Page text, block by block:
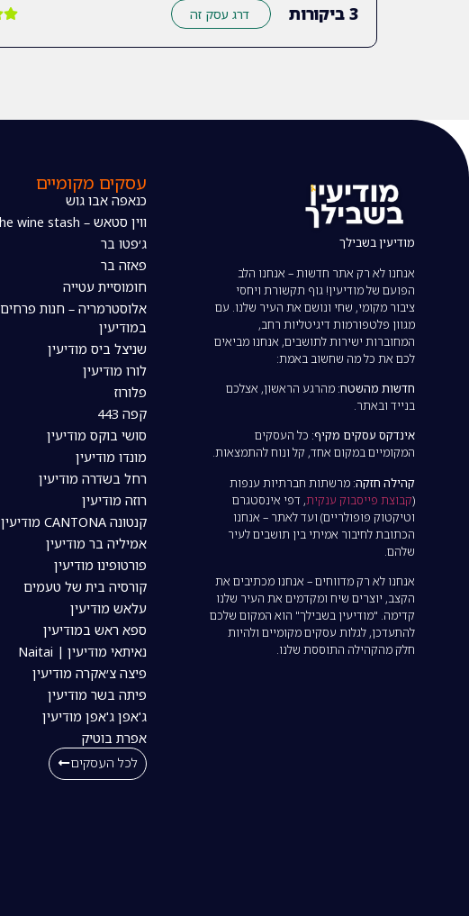
3 ביקורות דרג עסק זה
מודיעין בשבילך
אנחנו לא רק אתר חדשות – אנחנו הלב
הפועם של מודיעין! גוף תקשורת ויחסי
ציבור מקומי, שחי ונושם את העיר שלנו. עם
מגוון פלטפורמות דיגיטליות רחב,
המחוברות ישירות לתושבים, אנחנו מביאים
לכם את כל מה שחשוב באמת:
חדשות מהשטח: מהרגע הראשון, אצלכם
בנייד ובאתר.
אינדקס עסקים מקיף: כל העסקים
המקומיים במקום אחד, קל ונוח להתמצאות.
קהילה חזקה: מרשתות חברתיות ענפות
(קבוצת פייסבוק ענקית, דפי אינסטגרם
וטיקטוק פופולריים) ועד לאתר – אנחנו
הכתובת לחיבור אמיתי בין תושבים לעיר
שלהם.
אנחנו לא רק מדווחים – אנחנו מכתיבים את
הקצב, יוצרים שיח ומקדמים את העיר שלנו
קדימה. "מודיעין בשבילך" הוא המקום שלכם
להתעדכן, לגלות עסקים מקומיים ולהיות
חלק מהקהילה התוססת שלנו.
עסקים מקומיים
כנאפה אבו גוש
ווין סטאש – The wine stash
ג׳פטו בר
פאזה בר
חומוסיית עטייה
אלוסטרמריה – חנות פרחים
במודיעין
שניצל ביס מודיעין
לורו מודיעין
פלורוז
קפה 443
סושי בוקס מודיעין
מונדו מודיעין
רחל בשדרה מודיעין
רוזה מודיעין
קנטונה CANTONA מודיעין
אמיליה בר מודיעין
פורטופינו מודיעין
קורסיה בית של טעמים
עלאש מודיעין
ספא ראש במודיעין
נאיתאי מודיעין | Naitai
פיצה צ׳אקרה מודיעין
פיתה בשר מודיעין
ג'אפן ג'אפן מודיעין
אפרת בוטיק
לכל העסקים